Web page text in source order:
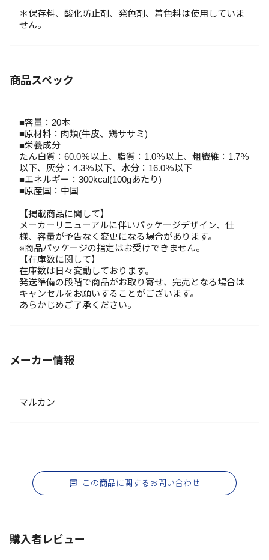
＊保存料、酸化防止剤、発色剤、着色料は使用していま
せん。
商品スペック
■容量：20本
■原材料：肉類(牛皮、鶏ササミ)
■栄養成分
たん白質：60.0％以上、脂質：1.0％以上、粗繊維：1.7％
以下、灰分：4.3％以下、水分：16.0％以下
■エネルギー：300kcal(100gあたり)
■原産国：中国
【掲載商品に関して】
メーカーリニューアルに伴いパッケージデザイン、仕
様、容量が予告なく変更になる場合があります。
※商品パッケージの指定はお受けできません。
【在庫数に関して】
在庫数は日々変動しております。
発送準備の段階で商品がお取り寄せ、完売となる場合は
キャンセルをお願いすることがございます。
あらかじめご了承ください。
メーカー情報
マルカン
この商品に関するお問い合わせ
購入者レビュー